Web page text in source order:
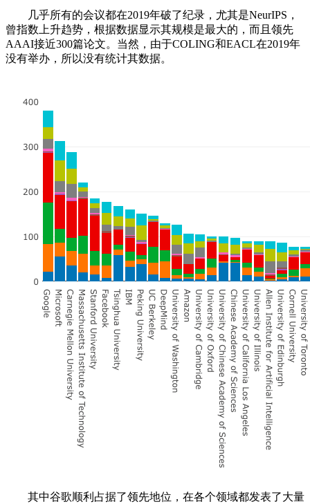
几乎所有的会议都在2019年破了纪录，尤其是NeurIPS，
曾指数上升趋势，根据数据显示其规模是最大的，而且领先
AAAI接近300篇论文。当然，由于COLING和EACL在2019年
没有举办，所以没有统计其数据。
其中谷歌顺利占据了领先地位，在各个领域都发表了大量